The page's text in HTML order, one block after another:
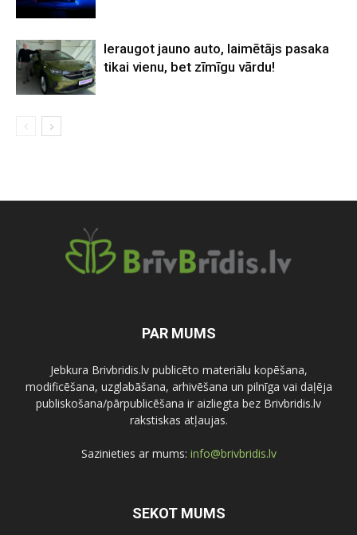
Ieraugot jauno auto, laimētājs pasaka
tikai vienu, bet zīmīgu vārdu!
PAR MUMS
Jebkura Brivbridis.lv publicēto materiālu kopēšana,
modificēšana, uzglabāšana, arhivēšana un pilnīga vai daļēja
publiskošana/pārpublicēšana ir aizliegta bez Brivbridis.lv
rakstiskas atļaujas.
Sazinieties ar mums: info@brivbridis.lv
SEKOT MUMS